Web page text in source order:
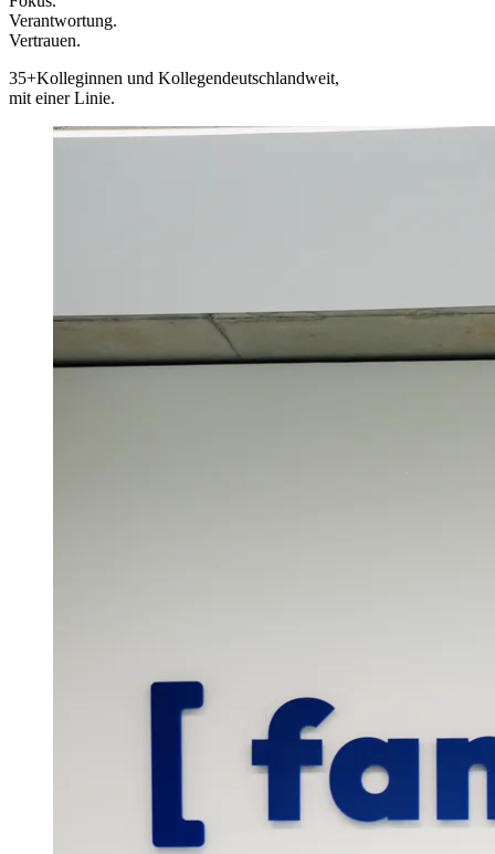
Verantwortung.
Vertrauen.
35+Kolleginnen und Kollegendeutschlandweit,
mit einer Linie.